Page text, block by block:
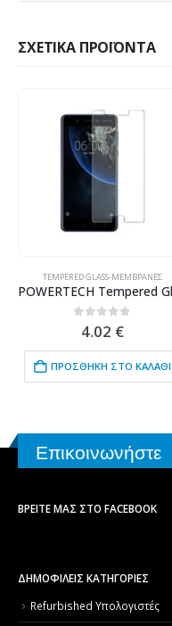
ΣΧΕΤΙΚΆ ΠΡΟΪΌΝΤΑ
TEMPERED GLASS-ΜΕΜΒΡΆΝΕΣ
out of 5
4.02 €
ΠΡΟΣΘΉΚΗ ΣΤΟ ΚΑΛΆΘΙ
Επικοινωνήστε
ΒΡΕΊΤΕ ΜΑΣ ΣΤΟ FACEBOOK
ΔΗΜΟΦΙΛΕΙΣ ΚΑΤΗΓΟΡΙΕΣ
Refurbished Υπολογιστές